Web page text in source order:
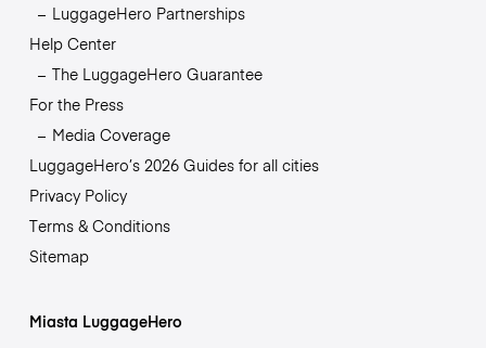
LuggageHero Partnerships
Help Center
The LuggageHero Guarantee
For the Press
Media Coverage
LuggageHero’s 2026 Guides for all cities
Privacy Policy
Terms & Conditions
Sitemap
Miasta LuggageHero